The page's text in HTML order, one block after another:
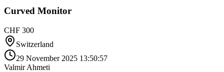
Curved Monitor
CHF 300
Switzerland
29 November 2025 13:50:57
Valmir Ahmeti